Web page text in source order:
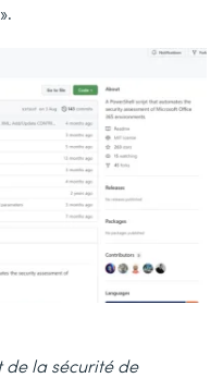
de la sécurité de